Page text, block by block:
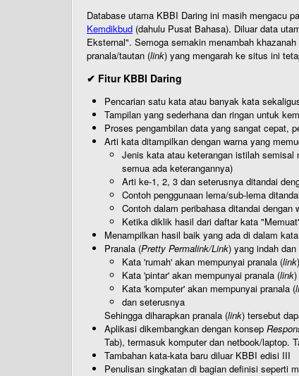
Database utama KBBI Daring ini masih mengacu
Kemdikbud (dahulu Pusat Bahasa). Diluar data
Eksternal". Semoga semakin menambah
pranala/tautan (link) yang mengarah ke situs ini
✔ Fitur KBBI Daring
Pencarian satu kata atau banyak kata
Tampilan yang sederhana dan ringan untuk
Proses pengambilan data yang sangat cepat,
Arti kata ditampilkan dengan warna yang
Jenis kata atau keterangan istilah semisal
semua ada keterangannya)
Arti ke-1, 2, 3 dan seterusnya ditandai
Contoh penggunaan lema/sub-lema
Contoh dalam peribahasa ditandai dengan
Ketika diklik hasil dari daftar kata
Menampilkan hasil baik yang ada di dalam
Pranala (Pretty Permalink/Link) yang indah
Kata 'rumah' akan mempunyai pranala (link
Kata 'pintar' akan mempunyai pranala (link
Kata 'komputer' akan mempunyai pranala (
dan seterusnya
Sehingga diharapkan pranala (link) tersebut
Aplikasi dikembangkan dengan konsep
Tab), termasuk komputer dan netbook/laptop.
Tambahan kata-kata baru diluar KBBI edisi III
Penulisan singkatan di bagian definisi seperti